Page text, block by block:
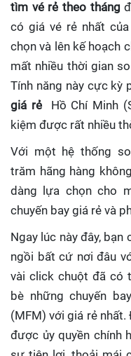
tìm vé rẻ theo tháng
có giá vé rẻ nhất
chọn và lên kế hoạch
mất nhiều thời gian
Tính năng này cực kỳ
giá rẻ
Hồ Chí Minh
kiệm được rất nhiều
Với một hệ thống
trăm hãng hàng
dàng lựa chọn cho
chuyến bay giá rẻ và
Ngay lúc này đây, bạn
ngồi bất cứ nơi đâu
vài click chuột đã có
bè những chuyến
(MFM) với giá rẻ nhất.
được ủy quyền chính